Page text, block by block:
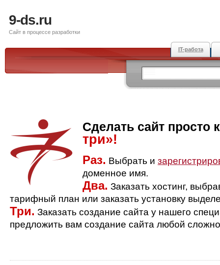
9-ds.ru
Сайт в процессе разработки
IT-работа
Сделать сайт просто
три»!
Раз. Выбрать и
доменное имя.
Два. Заказать хостинг,
тарифный план или заказать установку
Три. Заказать создание сайта у нашего
предложить вам создание сайта любой